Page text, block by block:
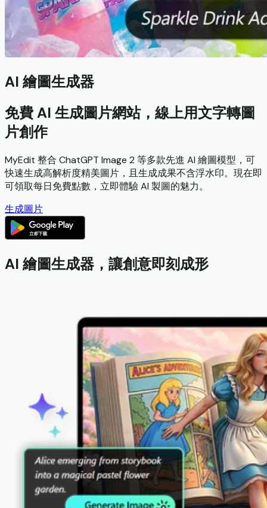
AI 繪圖生成器
免費 AI 生成圖片網站，線上用文字轉圖
片創作
MyEdit 整合 ChatGPT Image 2 等多款先進 AI 繪圖模型，可
快速生成高解析度精美圖片，且生成成果不含浮水印。現在即
可領取每日免費點數，立即體驗 AI 製圖的魅力。
生成圖片
AI 繪圖生成器，讓創意即刻成形